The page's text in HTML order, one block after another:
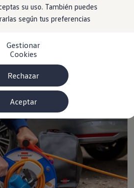
su uso. También puedes
según tus preferencias
Aceptar
Rechazar
Gestionar
Cookies
Estándar
para Volkswagen de ocasión
4Business
Estándar
para Volkswagen de ocasión
voltios (de serie a partir del
para la alimentación externa lo
encontrarás una placa eléctrica en
camper.